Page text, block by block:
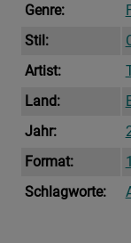
Genre:
Stil:
Artist:
Land:
Jahr:
Format:
Schlagworte: